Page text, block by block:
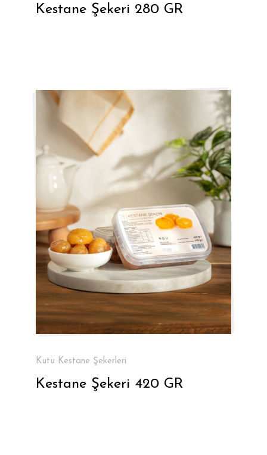
Kestane Şekeri 280 GR
Kutu Kestane Şekerleri
Kestane Şekeri 420 GR